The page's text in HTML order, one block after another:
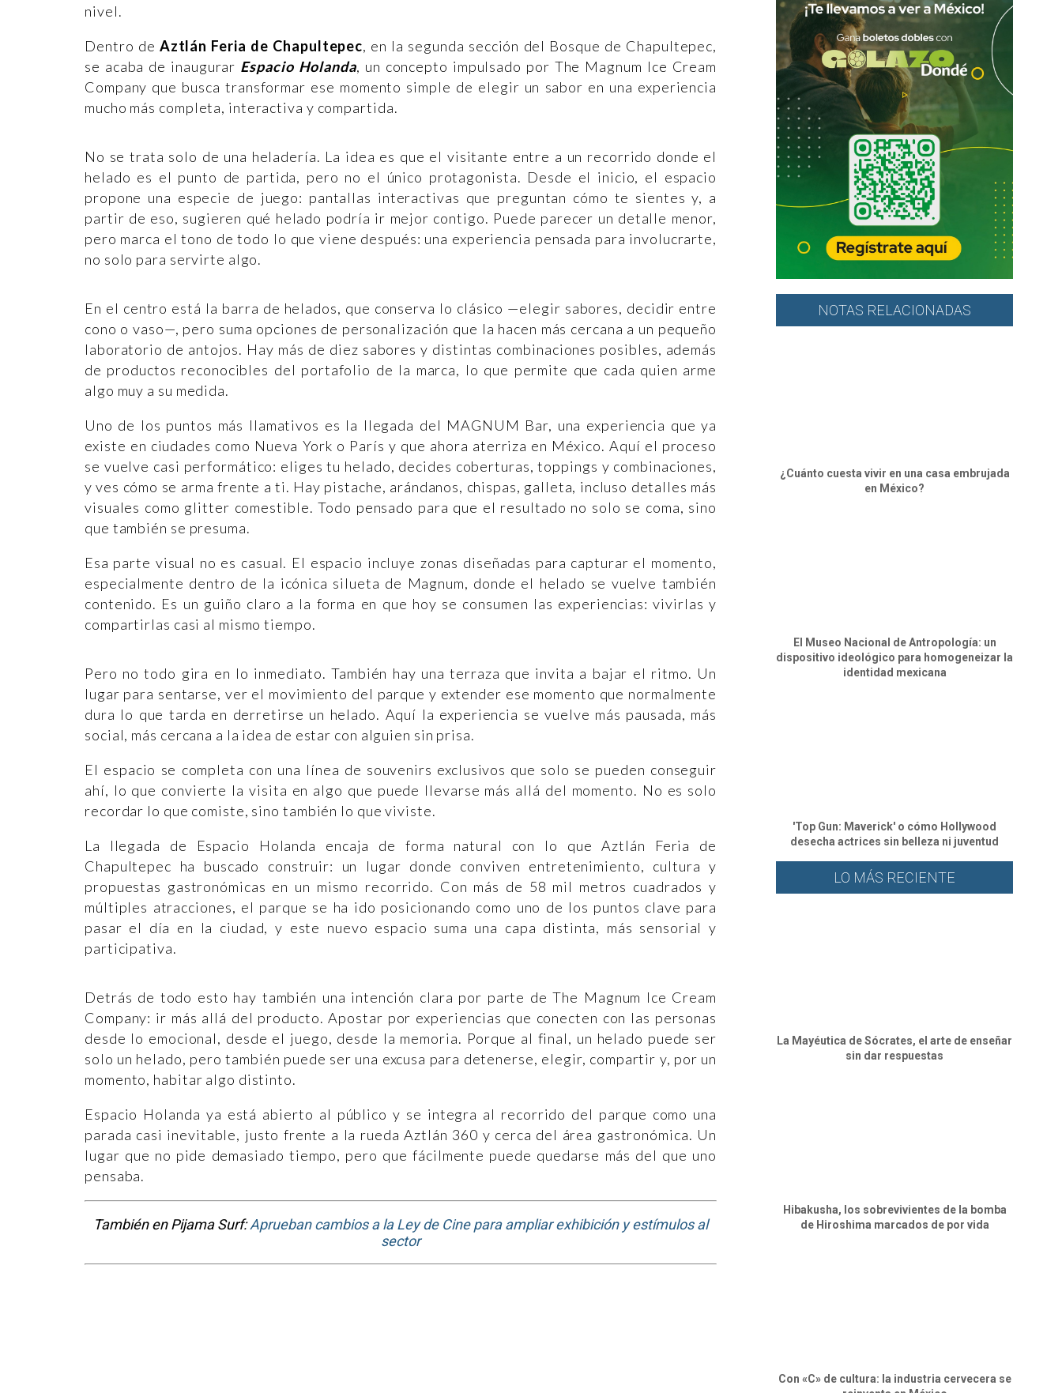
nivel.
Dentro de Aztlán Feria de Chapultepec, en la segunda sección del Bosque de Chapultepec,
se acaba de inaugurar Espacio Holanda, un concepto impulsado por The Magnum Ice Cream
Company que busca transformar ese momento simple de elegir un sabor en una experiencia
mucho más completa, interactiva y compartida.
No se trata solo de una heladería. La idea es que el visitante entre a un recorrido donde el
helado es el punto de partida, pero no el único protagonista. Desde el inicio, el espacio
propone una especie de juego: pantallas interactivas que preguntan cómo te sientes y, a
partir de eso, sugieren qué helado podría ir mejor contigo. Puede parecer un detalle menor,
pero marca el tono de todo lo que viene después: una experiencia pensada para involucrarte,
no solo para servirte algo.
En el centro está la barra de helados, que conserva lo clásico —elegir sabores, decidir entre
cono o vaso—, pero suma opciones de personalización que la hacen más cercana a un pequeño
laboratorio de antojos. Hay más de diez sabores y distintas combinaciones posibles, además
de productos reconocibles del portafolio de la marca, lo que permite que cada quien arme
algo muy a su medida.
Uno de los puntos más llamativos es la llegada del MAGNUM Bar, una experiencia que ya
existe en ciudades como Nueva York o París y que ahora aterriza en México. Aquí el proceso
se vuelve casi performático: eliges tu helado, decides coberturas, toppings y combinaciones,
y ves cómo se arma frente a ti. Hay pistache, arándanos, chispas, galleta, incluso detalles más
visuales como glitter comestible. Todo pensado para que el resultado no solo se coma, sino
que también se presuma.
Esa parte visual no es casual. El espacio incluye zonas diseñadas para capturar el momento,
especialmente dentro de la icónica silueta de Magnum, donde el helado se vuelve también
contenido. Es un guiño claro a la forma en que hoy se consumen las experiencias: vivirlas y
compartirlas casi al mismo tiempo.
Pero no todo gira en lo inmediato. También hay una terraza que invita a bajar el ritmo. Un
lugar para sentarse, ver el movimiento del parque y extender ese momento que normalmente
dura lo que tarda en derretirse un helado. Aquí la experiencia se vuelve más pausada, más
social, más cercana a la idea de estar con alguien sin prisa.
El espacio se completa con una línea de souvenirs exclusivos que solo se pueden conseguir
ahí, lo que convierte la visita en algo que puede llevarse más allá del momento. No es solo
recordar lo que comiste, sino también lo que viviste.
La llegada de Espacio Holanda encaja de forma natural con lo que Aztlán Feria de
Chapultepec ha buscado construir: un lugar donde conviven entretenimiento, cultura y
propuestas gastronómicas en un mismo recorrido. Con más de 58 mil metros cuadrados y
múltiples atracciones, el parque se ha ido posicionando como uno de los puntos clave para
pasar el día en la ciudad, y este nuevo espacio suma una capa distinta, más sensorial y
participativa.
Detrás de todo esto hay también una intención clara por parte de The Magnum Ice Cream
Company: ir más allá del producto. Apostar por experiencias que conecten con las personas
desde lo emocional, desde el juego, desde la memoria. Porque al final, un helado puede ser
solo un helado, pero también puede ser una excusa para detenerse, elegir, compartir y, por un
momento, habitar algo distinto.
Espacio Holanda ya está abierto al público y se integra al recorrido del parque como una
parada casi inevitable, justo frente a la rueda Aztlán 360 y cerca del área gastronómica. Un
lugar que no pide demasiado tiempo, pero que fácilmente puede quedarse más del que uno
pensaba.
También en Pijama Surf:Aprueban cambios a la Ley de Cine para ampliar exhibición y estímulos al
sector
NOTAS RELACIONADAS
¿Cuánto cuesta vivir en una casa embrujada
en México?
El Museo Nacional de Antropología: un
dispositivo ideológico para homogeneizar la
identidad mexicana
'Top Gun: Maverick' o cómo Hollywood
desecha actrices sin belleza ni juventud
LO MÁS RECIENTE
La Mayéutica de Sócrates, el arte de enseñar
sin dar respuestas
Hibakusha, los sobrevivientes de la bomba
de Hiroshima marcados de por vida
Con «C» de cultura: la industria cervecera se